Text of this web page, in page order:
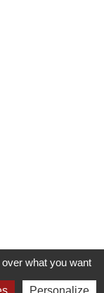
what you want
Personalize